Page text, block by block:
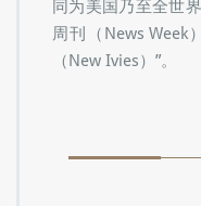
同为美国乃至全世
周刊（News